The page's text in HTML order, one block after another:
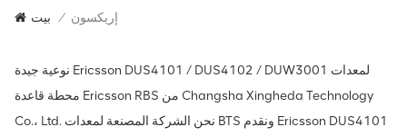
بيت / إريكسون
نوعية جيدة Ericsson DUS4101 / DUS4102 / DUW3001 لمعدات
محطة قاعدة Ericsson RBS من Changsha Xingheda Technology
Co.، Ltd. نحن الشركة المصنعة لمعدات BTS ونقدم Ericsson DUS4101